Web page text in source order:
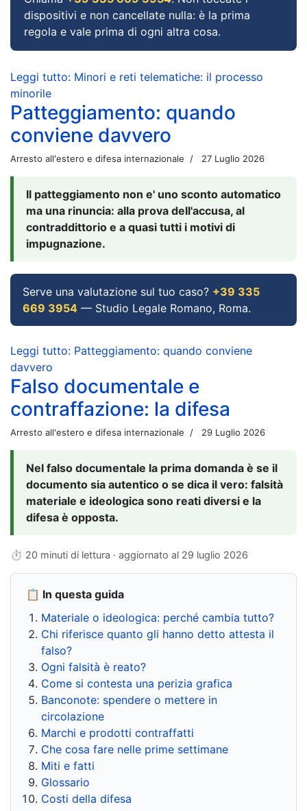
dispositivi e non cancellate nulla: è la prima
regola e vale prima di ogni altra cosa.
Leggi tutto: Minori e reti telematiche: il processo
minorile
Patteggiamento: quando
conviene davvero
Arresto all'estero e difesa internazionale 27 Luglio 2026
Il patteggiamento non e' uno sconto automatico
ma una rinuncia: alla prova dell'accusa, al
contraddittorio e a quasi tutti i motivi di
impugnazione.
Serve una valutazione sul tuo caso? +39 335
669 3954 — Studio Legale Romano, Roma.
Leggi tutto: Patteggiamento: quando conviene
davvero
Falso documentale e
contraffazione: la difesa
Arresto all'estero e difesa internazionale 29 Luglio 2026
Nel falso documentale la prima domanda è se il
documento sia autentico o se dica il vero: falsità
materiale e ideologica sono reati diversi e la
difesa è opposta.
⏱ 20 minuti di lettura · aggiornato al 29 luglio 2026
📋 In questa guida
Materiale o ideologica: perché cambia tutto?
Chi riferisce quanto gli hanno detto attesta il
falso?
Ogni falsità è reato?
Come si contesta una perizia grafica
Banconote: spendere o mettere in
circolazione
Marchi e prodotti contraffatti
Che cosa fare nelle prime settimane
Miti e fatti
Glossario
Costi della difesa